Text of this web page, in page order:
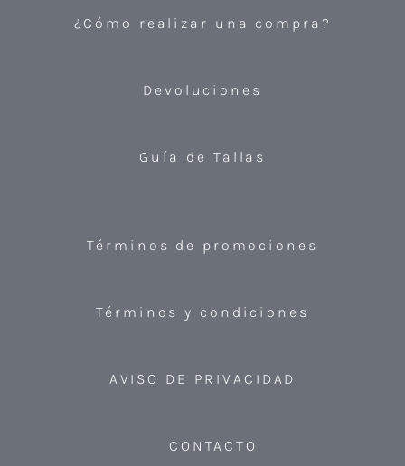
¿Cómo realizar una compra?
Devoluciones
Guía de Tallas
Términos de promociones
Términos y condiciones
AVISO DE PRIVACIDAD
CONTACTO